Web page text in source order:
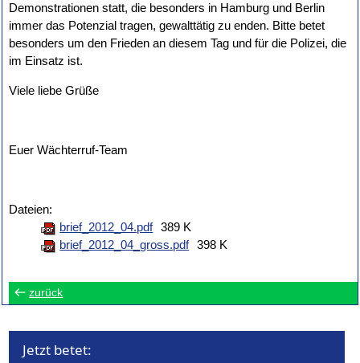
Demonstrationen statt, die besonders in Hamburg und Berlin
immer das Potenzial tragen, gewalttätig zu enden. Bitte betet
besonders um den Frieden an diesem Tag und für die Polizei, die
im Einsatz ist.
Viele liebe Grüße
Euer Wächterruf-Team
Dateien:
brief_2012_04.pdf 389 K
brief_2012_04_gross.pdf 398 K
zurück
Jetzt betet: